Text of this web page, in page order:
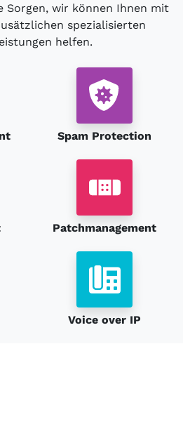
Sorgen, wir können Ihnen mit
spezialisierten
helfen.
Spam Protection
Patchmanagement
Voice over IP